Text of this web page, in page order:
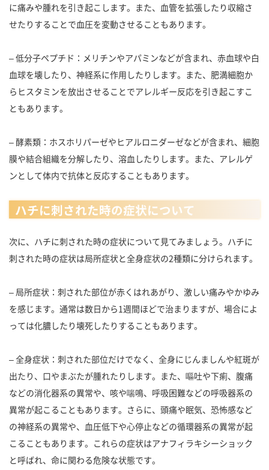
に痛みや腫れを引き起こします。また、血管を拡張したり収縮さ
せたりすることで血圧を変動させることもあります。
– 低分子ペプチド：メリチンやアパミンなどが含まれ、赤血球や白
血球を壊したり、神経系に作用したりします。また、肥満細胞か
らヒスタミンを放出させることでアレルギー反応を引き起こすこ
ともあります。
– 酵素類：ホスホリパーゼやヒアルロニダーゼなどが含まれ、細胞
膜や結合組織を分解したり、溶血したりします。また、アレルゲ
ンとして体内で抗体と反応することもあります。
ハチに刺された時の症状について
次に、ハチに刺された時の症状について見てみましょう。ハチに
刺された時の症状は局所症状と全身症状の2種類に分けられます。
– 局所症状：刺された部位が赤くはれあがり、激しい痛みやかゆみ
を感じます。通常は数日から1週間ほどで治まりますが、場合によ
っては化膿したり壊死したりすることもあります。
– 全身症状：刺された部位だけでなく、全身にじんましんや紅斑が
出たり、口やまぶたが腫れたりします。また、嘔吐や下痢、腹痛
などの消化器系の異常や、咳や喘鳴、呼吸困難などの呼吸器系の
異常が起こることもあります。さらに、頭痛や眠気、恐怖感など
の神経系の異常や、血圧低下や心停止などの循環器系の異常が起
こることもあります。これらの症状はアナフィラキシーショック
と呼ばれ、命に関わる危険な状態です。